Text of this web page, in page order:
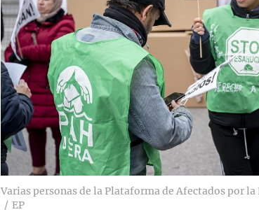
Varias personas de la Plataforma de Afectados por
EP